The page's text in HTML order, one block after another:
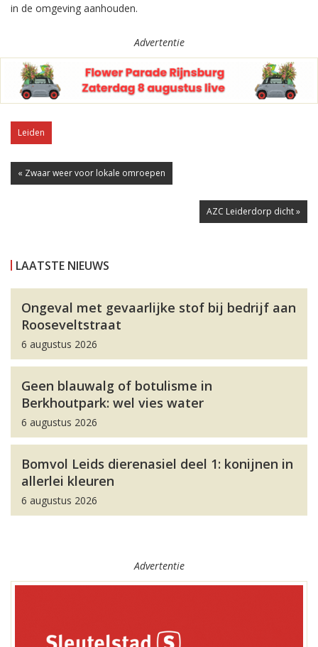
in de omgeving aanhouden.
Advertentie
Leiden
« Zwaar weer voor lokale omroepen
AZC Leiderdorp dicht »
LAATSTE NIEUWS
Ongeval met gevaarlijke stof bij bedrijf aan
Rooseveltstraat
6 augustus 2026
Geen blauwalg of botulisme in
Berkhoutpark: wel vies water
6 augustus 2026
Bomvol Leids dierenasiel deel 1: konijnen in
allerlei kleuren
6 augustus 2026
Advertentie